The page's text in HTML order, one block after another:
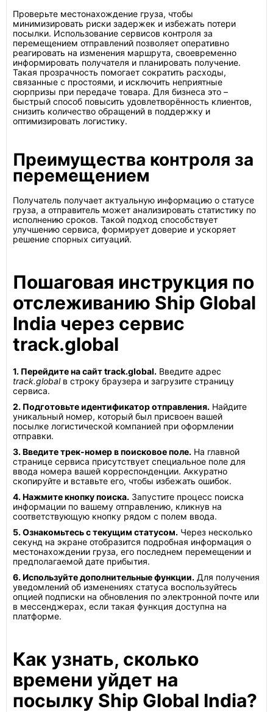
Проверьте местонахождение груза, чтобы
минимизировать риски задержек и избежать потери
посылки. Использование сервисов контроля за
перемещением отправлений позволяет оперативно
реагировать на изменения маршрута, своевременно
информировать получателя и планировать получение.
Такая прозрачность помогает сократить расходы,
связанные с простоями, и исключить неприятные
сюрпризы при передаче товара. Для бизнеса это –
быстрый способ повысить удовлетворённость клиентов,
снизить количество обращений в поддержку и
оптимизировать логистику.
Преимущества контроля за
перемещением
Получатель получает актуальную информацию о статусе
груза, а отправитель может анализировать статистику по
исполнению сроков. Такой подход способствует
улучшению сервиса, формирует доверие и ускоряет
решение спорных ситуаций.
Пошаговая инструкция по
отслеживанию Ship Global
India через сервис
track.global
1. Перейдите на сайт track.global. Введите адрес
track.globalв строку браузера и загрузите страницу
сервиса.
2. Подготовьте идентификатор отправления. Найдите
уникальный номер, который был присвоен вашей
посылке логистической компанией при оформлении
отправки.
3. Введите трек-номер в поисковое поле. На главной
странице сервиса присутствует специальное поле для
ввода номера вашей корреспонденции. Аккуратно
скопируйте и вставьте его, чтобы избежать ошибок.
4. Нажмите кнопку поиска. Запустите процесс поиска
информации по вашему отправлению, кликнув на
соответствующую кнопку рядом с полем ввода.
5. Ознакомьтесь с текущим статусом. Через несколько
секунд на экране отобразится подробная информация о
местонахождении груза, его последнем перемещении и
предполагаемой дате прибытия.
6. Используйте дополнительные функции. Для получения
уведомлений об изменениях статуса воспользуйтесь
опцией подписки на обновления по электронной почте или
в мессенджерах, если такая функция доступна на
платформе.
Как узнать, сколько
времени уйдет на
посылку Ship Global India?